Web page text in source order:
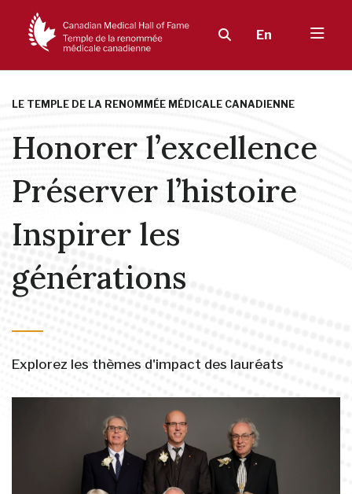
En
LE TEMPLE DE LA RENOMMÉE MÉDICALE CANADIENNE
Honorer l’excellence
Préserver l’histoire
Inspirer les
générations
Explorez les thèmes d'impact des lauréats